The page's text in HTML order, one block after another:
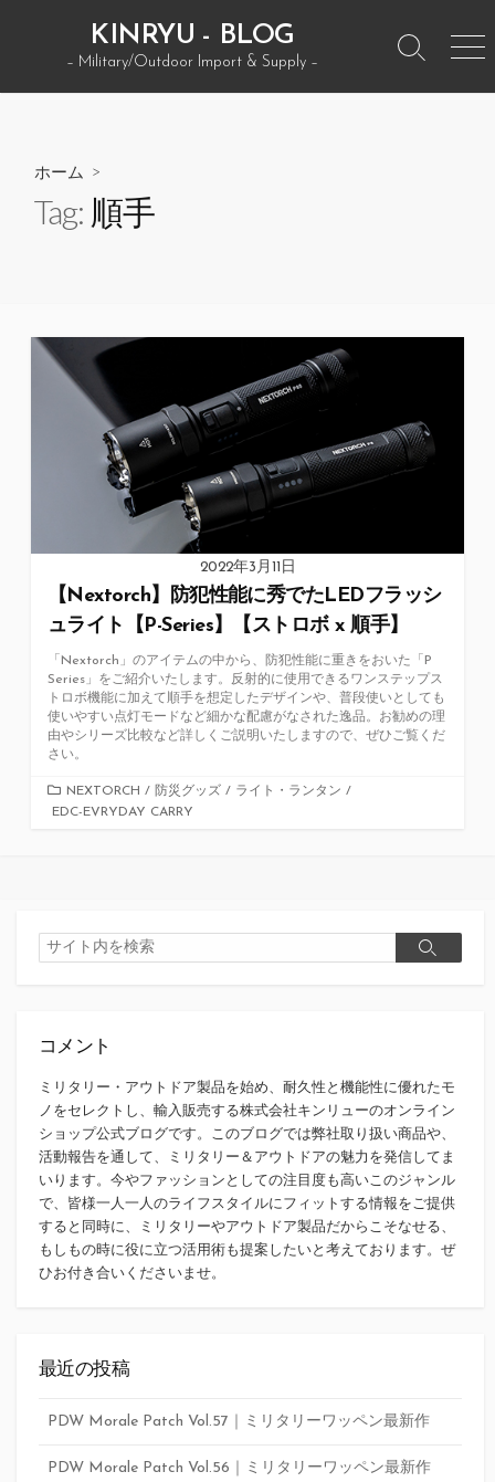
ン
KINRYU - BLOG
– Military/Outdoor Import & Supply –
検
メ
ホーム >
Tag: 順手
2022年3月11日
【Nextorch】防犯性能に秀でたLEDフラッシ
ュライト【P-Series】【ストロボ x 順手】
「Nextorch」のアイテムの中から、防犯性能に重きをおいた「P
Series」をご紹介いたします。反射的に使用できるワンステップス
トロボ機能に加えて順手を想定したデザインや、普段使いとしても
使いやすい点灯モードなど細かな配慮がなされた逸品。お勧めの理
由やシリーズ比較など詳しくご説明いたしますので、ぜひご覧くだ
さい。
カ
テ
NEXTORCH / 防災グッズ / ライト・ランタン /
EDC-EVRYDAY CARRY
検
索
検
コメント
ミリタリー・アウトドア製品を始め、耐久性と機能性に優れたモ
ノをセレクトし、輸入販売する株式会社キンリューのオンライン
ショップ公式ブログです。このブログでは弊社取り扱い商品や、
活動報告を通して、ミリタリー＆アウトドアの魅力を発信してま
いります。今やファッションとしての注目度も高いこのジャンル
で、皆様一人一人のライフスタイルにフィットする情報をご提供
すると同時に、ミリタリーやアウトドア製品だからこそなせる、
もしもの時に役に立つ活用術も提案したいと考えております。ぜ
ひお付き合いくださいませ。
最近の投稿
PDW Morale Patch Vol.57｜ミリタリーワッペン最新作
PDW Morale Patch Vol.56｜ミリタリーワッペン最新作